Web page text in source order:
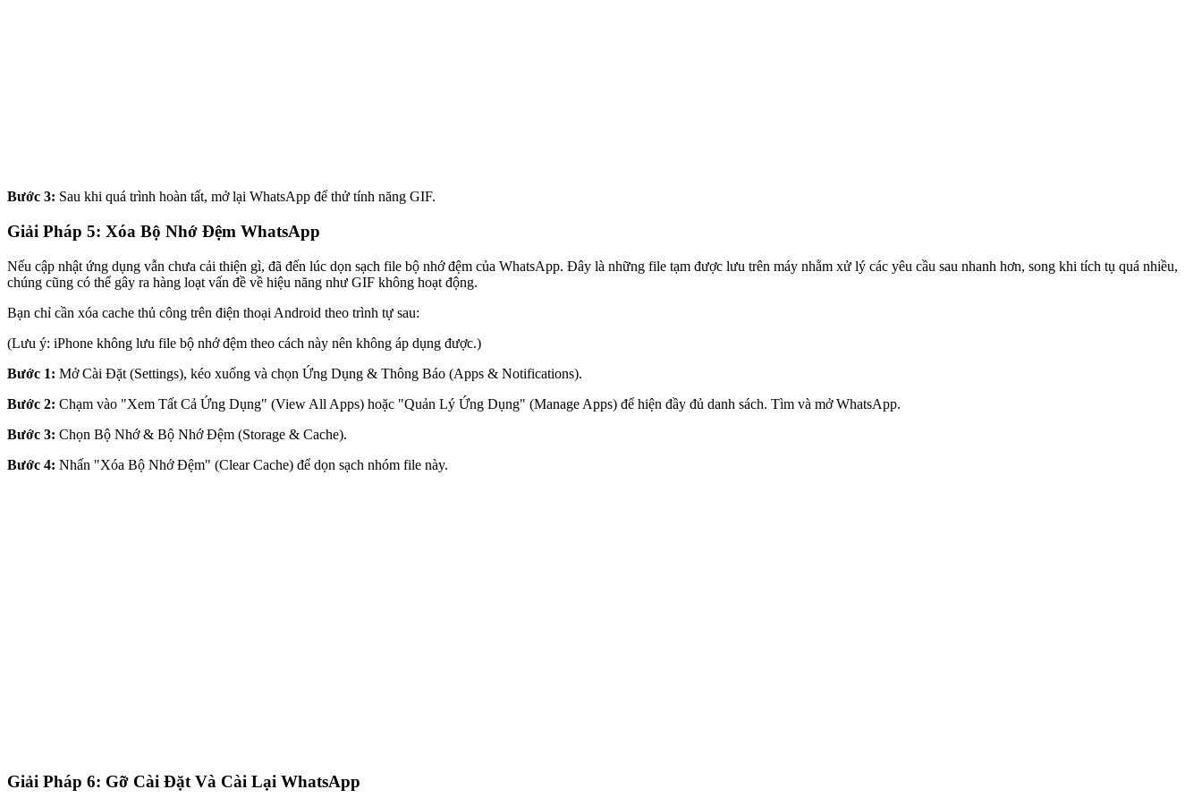
Bước 3: Sau khi quá trình hoàn tất, mở lại WhatsApp để thử tính năng GIF.
Giải Pháp 5: Xóa Bộ Nhớ Đệm WhatsApp
Nếu cập nhật ứng dụng vẫn chưa cải thiện gì, đã đến lúc dọn sạch file bộ nhớ đệm của WhatsApp. Đây là những file tạm được lưu trên máy nhằm xử lý các yêu cầu sau nhanh hơn, song khi tích tụ quá nhiều,
chúng cũng có thể gây ra hàng loạt vấn đề về hiệu năng như GIF không hoạt động.
Bạn chỉ cần xóa cache thủ công trên điện thoại Android theo trình tự sau:
(Lưu ý: iPhone không lưu file bộ nhớ đệm theo cách này nên không áp dụng được.)
Bước 1: Mở Cài Đặt (Settings), kéo xuống và chọn Ứng Dụng & Thông Báo (Apps & Notifications).
Bước 2: Chạm vào "Xem Tất Cả Ứng Dụng" (View All Apps) hoặc "Quản Lý Ứng Dụng" (Manage Apps) để hiện đầy đủ danh sách. Tìm và mở WhatsApp.
Bước 3: Chọn Bộ Nhớ & Bộ Nhớ Đệm (Storage & Cache).
Bước 4: Nhấn "Xóa Bộ Nhớ Đệm" (Clear Cache) để dọn sạch nhóm file này.
Giải Pháp 6: Gỡ Cài Đặt Và Cài Lại WhatsApp